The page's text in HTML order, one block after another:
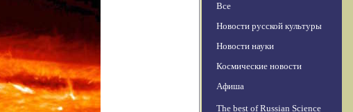
Все
Новости русской культуры
Новости науки
Космические новости
Афиша
The best of Russian Science